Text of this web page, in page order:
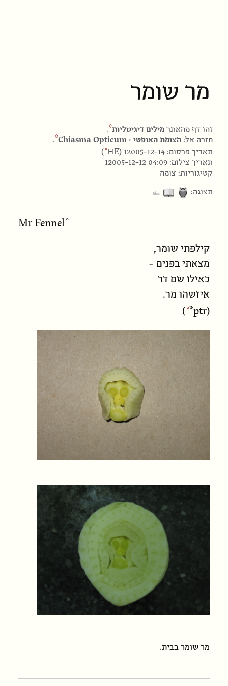
מר שומר
זהו דף מהאתרמילים דיגיטליות .
חזרה אל:הצומת האופטי · Chiasma Opticum
.
תאריך פרסום: 12005-12-14 (
HE
)
תאריך צילום:12005-12-12 04:09
קטיגוריות: צומח
תצוגה: ⎁
MrFennel
קילפתי שומר,
מצאתי בפנים -
כאילו שם דר
איזשהו מר.
(
*ptr
)
מר שומר בבית.